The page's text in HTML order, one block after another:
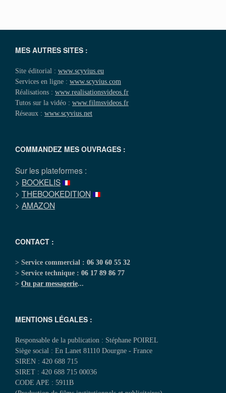
MES AUTRES SITES :
Site éditorial : www.scyvius.eu
Services en ligne : www.scyvius.com
Réalisations : www.realisationsvideos.fr
Tutos sur la vidéo : www.filmsvideos.fr
Réseaux : www.scyvius.net
COMMANDEZ MES OUVRAGES :
Sur les plateformes :
> BOOKELIS
> THEBOOKEDITION
> AMAZON
CONTACT :
> Service commercial : 06 30 60 55 32
> Service technique : 06 17 89 86 77
> Ou par messagerie...
MENTIONS LÉGALES :
Responsable de la publication : Stéphane POIREL
Siège social : En Lanet 81110 Dourgne - France
SIREN : 420 688 715
SIRET : 420 688 715 00036
CODE APE : 5911B